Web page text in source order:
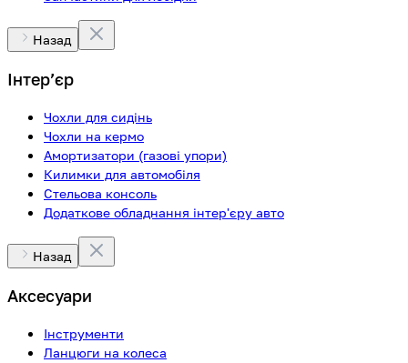
Назад
Інтерʼєр
Чохли для сидінь
Чохли на кермо
Амортизатори (газові упори)
Килимки для автомобіля
Стельова консоль
Додаткове обладнання інтер'єру авто
Назад
Аксесуари
Інструменти
Ланцюги на колеса